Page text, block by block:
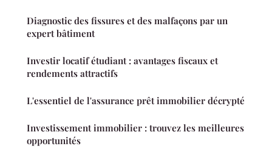
Diagnostic des fissures et des malfaçons par un
expert bâtiment
Investir locatif étudiant : avantages fiscaux et
rendements attractifs
L'essentiel de l'assurance prêt immobilier décrypté
Investissement immobilier : trouvez les meilleures
opportunités